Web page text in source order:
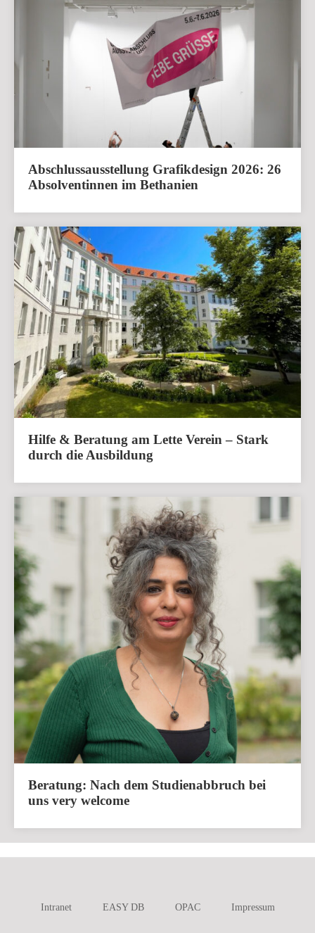
Abschlussausstellung Grafikdesign 2026: 26
Absolventinnen im Bethanien
Hilfe & Beratung am Lette Verein – Stark
durch die Ausbildung
Beratung: Nach dem Studienabbruch bei
uns very welcome
Intranet EASY DB OPAC Impressum